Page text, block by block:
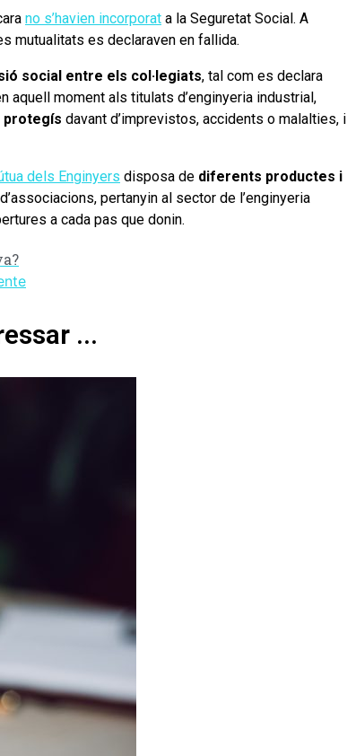
no s’havien incorporat a la Seguretat Social. A
mutualitats es declaraven en fallida.
social entre els col·legiats, tal com es declara
aquell moment als titulats d’enginyeria industrial,
protegís davant d’imprevistos, accidents o malalties, i
dels Enginyers disposa de diferents productes i
pertanyin al sector de l’enginyeria
a cada pas que donin.
...